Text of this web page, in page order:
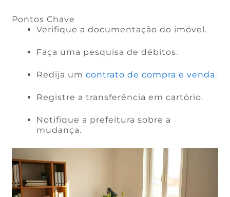
Pontos Chave
Verifique a documentação do imóvel.
Faça uma pesquisa de débitos.
Redija umcontrato de compra e venda.
Registre a transferência em cartório.
Notifique a prefeitura sobre a
mudança.